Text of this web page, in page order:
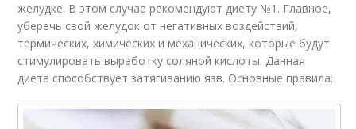
желудке. В этом случае рекомендуют диету №1. Главное,
уберечь свой желудок от негативных воздействий,
термических, химических и механических, которые будут
стимулировать выработку соляной кислоты. Данная
диета способствует затягиванию язв. Основные правила: